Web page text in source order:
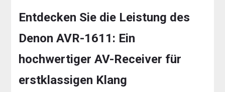
Entdecken Sie die Leistung des
Denon AVR-1611: Ein
hochwertiger AV-Receiver für
erstklassigen Klang